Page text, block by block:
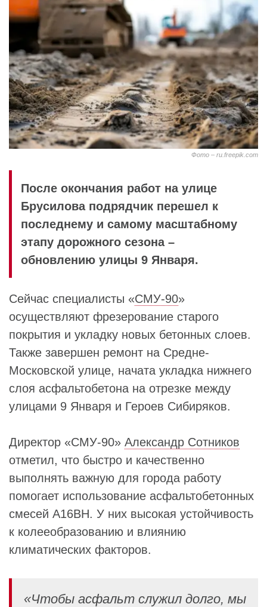
Фото – ru.freepik.com
После окончания работ на улице
Брусилова подрядчик перешел к
последнему и самому масштабному
этапу дорожного сезона –
обновлению улицы 9 Января.
Сейчас специалисты «СМУ-90»
осуществляют фрезерование старого
покрытия и укладку новых бетонных слоев.
Также завершен ремонт на Средне-
Московской улице, начата укладка нижнего
слоя асфальтобетона на отрезке между
улицами 9 Января и Героев Сибиряков.
Директор «СМУ-90» Александр Сотников
отметил, что быстро и качественно
выполнять важную для города работу
помогает использование асфальтобетонных
смесей А16ВН. У них высокая устойчивость
к колееобразованию и влиянию
климатических факторов.
«Чтобы асфальт служил долго, мы